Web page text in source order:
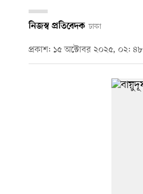
নিজস্ব প্রতিবেদক ঢাকা
প্রকাশ: ১৫ অক্টোবর ২০২৫, ০২: ৪৮